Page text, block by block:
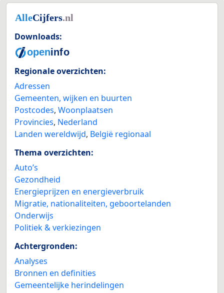
Downloads:
Regionale overzichten:
Adressen
Gemeenten, wijken en buurten
Postcodes, Woonplaatsen
Provincies, Nederland
Landen wereldwijd, België regionaal
Thema overzichten:
Auto’s
Gezondheid
Energieprijzen en energieverbruik
Migratie, nationaliteiten, geboortelanden
Onderwijs
Politiek & verkiezingen
Achtergronden:
Analyses
Bronnen en definities
Gemeentelijke herindelingen